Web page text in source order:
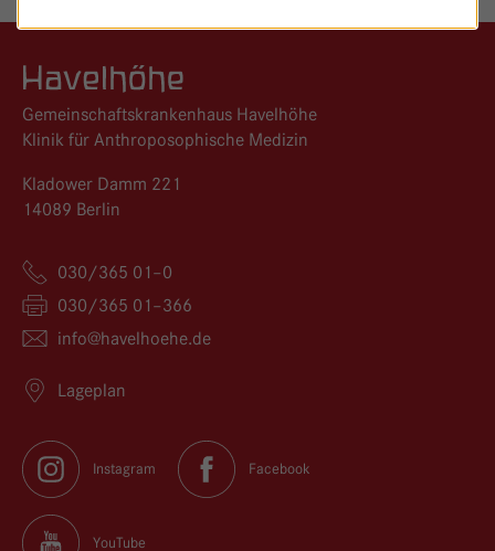
Logo GKH Havelhöhe
Gemeinschaftskrankenhaus Havelhöhe
Klinik für Anthroposophische Medizin
Kladower Damm 221
14089 Berlin
030/365 01–0
030/365 01–366
info@havelhoehe.de
Lageplan
Instagram Facebook
YouTube